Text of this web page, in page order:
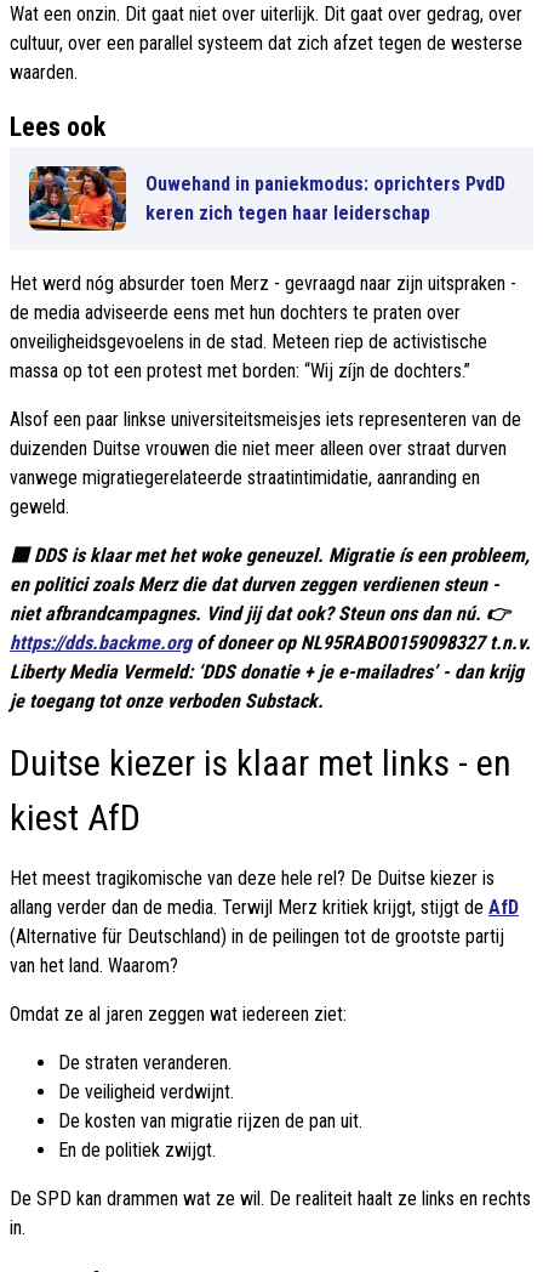
Wat een onzin. Dit gaat niet over uiterlijk. Dit gaat over gedrag, over
cultuur, over een parallel systeem dat zich afzet tegen de westerse
waarden.
Lees ook
Ouwehand in paniekmodus: oprichters PvdD
keren zich tegen haar leiderschap
Het werd nóg absurder toen Merz - gevraagd naar zijn uitspraken -
de media adviseerde eens met hun dochters te praten over
onveiligheidsgevoelens in de stad. Meteen riep de activistische
massa op tot een protest met borden: “Wij zíjn de dochters.”
Alsof een paar linkse universiteitsmeisjes iets representeren van de
duizenden Duitse vrouwen die niet meer alleen over straat durven
vanwege migratiegerelateerde straatintimidatie, aanranding en
geweld.
🟥 DDS is klaar met het woke geneuzel. Migratie ís een probleem,
en politici zoals Merz die dat durven zeggen verdienen steun -
niet afbrandcampagnes. Vind jij dat ook? Steun ons dan nú. 👉
https://dds.backme.orgof doneer op NL95RABO0159098327 t.n.v.
Liberty Media Vermeld: ‘DDS donatie + je e-mailadres’ - dan krijg
je toegang tot onze verboden Substack.
Duitse kiezer is klaar met links - en
kiest AfD
Het meest tragikomische van deze hele rel? De Duitse kiezer is
allang verder dan de media. Terwijl Merz kritiek krijgt, stijgt de AfD
(Alternative für Deutschland) in de peilingen tot de grootste partij
van het land. Waarom?
Omdat ze al jaren zeggen wat iedereen ziet:
De straten veranderen.
De veiligheid verdwijnt.
De kosten van migratie rijzen de pan uit.
En de politiek zwijgt.
De SPD kan drammen wat ze wil. De realiteit haalt ze links en rechts
in.